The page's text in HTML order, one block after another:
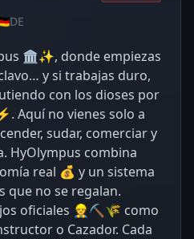
DE
🏛✨, donde empiezas
y si trabajas duro,
con los dioses por
Aquí no vienes solo a
sudar, comerciar y
HyOlympus combina
real 💰 y un sistema
que no se regalan.
oficiales 👷⛏🌾 como
o Cazador. Cada